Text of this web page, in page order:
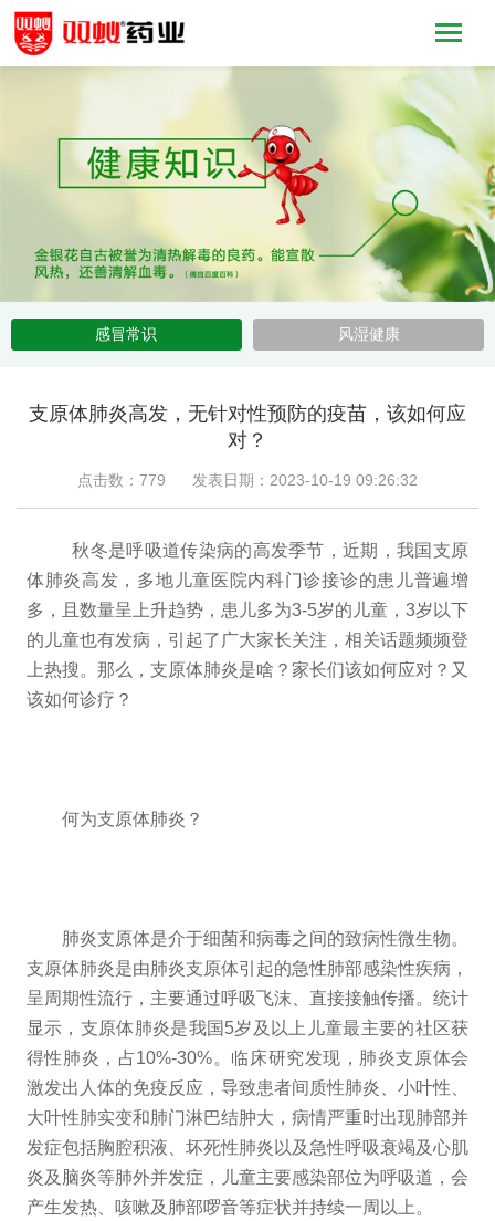
感冒常识 风湿健康
支原体肺炎高发，无针对性预防的疫苗，该如何应
对？
点击数：779 发表日期：2023-10-19 09:26:32
秋冬是呼吸道传染病的高发季节，近期，我国支原
体肺炎高发，多地儿童医院内科门诊接诊的患儿普遍增
多，且数量呈上升趋势，患儿多为3-5岁的儿童，3岁以下
的儿童也有发病，引起了广大家长关注，相关话题频频登
上热搜。那么，支原体肺炎是啥？家长们该如何应对？又
该如何诊疗？
何为支原体肺炎？
肺炎支原体是介于细菌和病毒之间的致病性微生物。
支原体肺炎是由肺炎支原体引起的急性肺部感染性疾病，
呈周期性流行，主要通过呼吸飞沫、直接接触传播。统计
显示，支原体肺炎是我国5岁及以上儿童最主要的社区获
得性肺炎，占10%-30%。临床研究发现，肺炎支原体会
激发出人体的免疫反应，导致患者间质性肺炎、小叶性、
大叶性肺实变和肺门淋巴结肿大，病情严重时出现肺部并
发症包括胸腔积液、坏死性肺炎以及急性呼吸衰竭及心肌
炎及脑炎等肺外并发症，儿童主要感染部位为呼吸道，会
产生发热、咳嗽及肺部啰音等症状并持续一周以上。